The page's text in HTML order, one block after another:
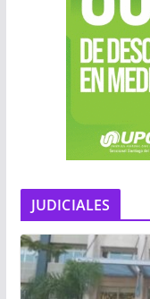
JUDICIALES